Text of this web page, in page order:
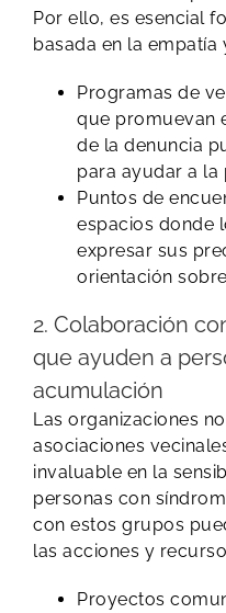
Por ello, es esencial
basada en la empatía
Programas de
que promuevan
de la denuncia
para ayudar a la
Puntos de
espacios donde
expresar sus
orientación
2. Colaboración
que ayuden a
acumulación
Las organizaciones
asociaciones
invaluable en la
personas con
con estos grupos
las acciones y
Proyectos